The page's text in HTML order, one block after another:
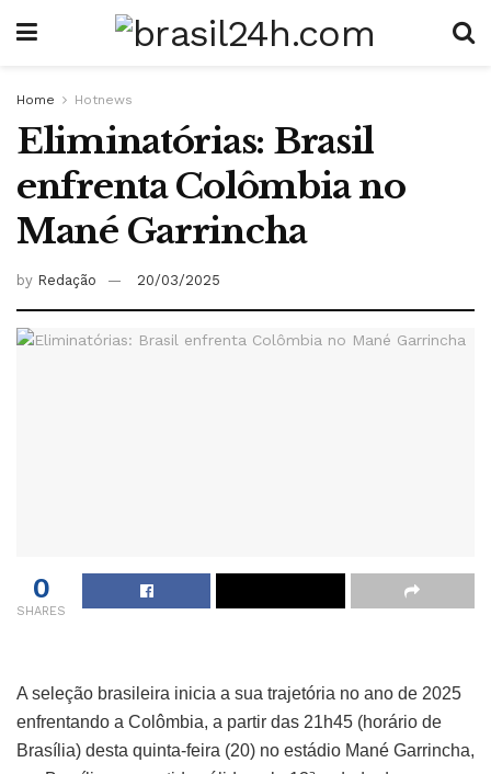
Home Hotnews
Eliminatórias: Brasil
enfrenta Colômbia no
Mané Garrincha
by Redação 20/03/2025
0
SHARES
A seleção brasileira inicia a sua trajetória no ano de 2025
enfrentando a Colômbia, a partir das 21h45 (horário de
Brasília) desta quinta-feira (20) no estádio Mané Garrincha,